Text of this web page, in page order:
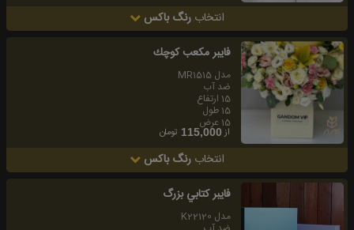
انتخاب رنگ باکس
فايبر مكعب كوچك
مدل MR1515
ضد آب
15 ارتفاع
15 طول
15 عرض
از115,000 تومان
انتخاب رنگ باکس
فايبر كتابي بزرگ
مدل K22120